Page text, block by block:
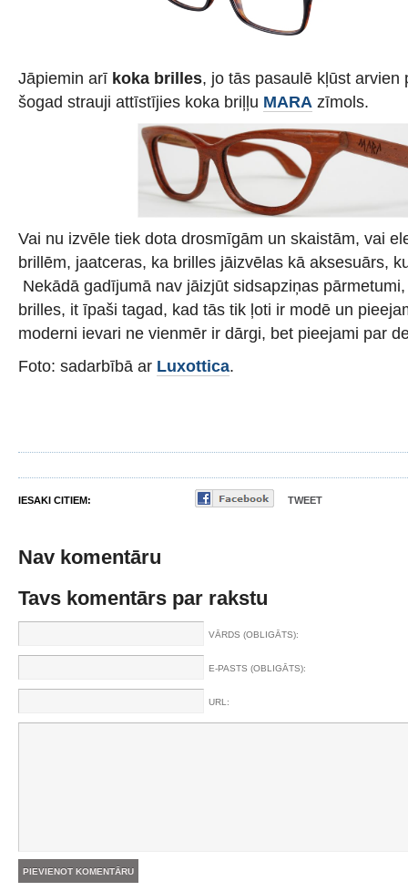
Jāpiemin arī koka brilles, jo tās pasaulē kļūst arvien
šogad strauji attīstījies koka briļļu MARA zīmols.
Vai nu izvēle tiek dota drosmīgām un skaistām, vai
brillēm, jaatceras, ka brilles jāizvēlas kā aksesuārs,
Nekādā gadījumā nav jāizjūt sidsapziņas
brilles, it īpaši tagad, kad tās tik ļoti ir modē un
moderni ievari ne vienmēr ir dārgi, bet pieejami par
Foto: sadarbībā ar Luxottica.
IESAKI CITIEM: TWEET
Nav komentāru
Tavs komentārs par rakstu
VĀRDS (OBLIGĀTS):
E-PASTS (OBLIGĀTS):
URL: